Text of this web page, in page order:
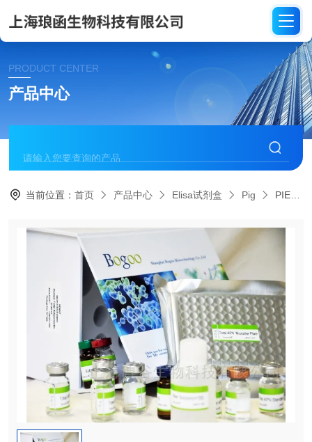
PRODUCT CENTER
产品中心
当前位置：首页 产品中心 Elisa试剂盒 Pig PIE050细胞间粘附分子1 PIE050